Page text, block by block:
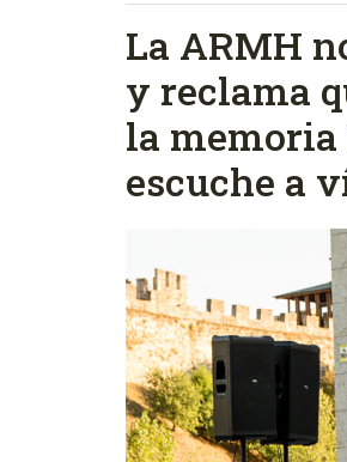
La ARMH
y reclama
la
escuche a